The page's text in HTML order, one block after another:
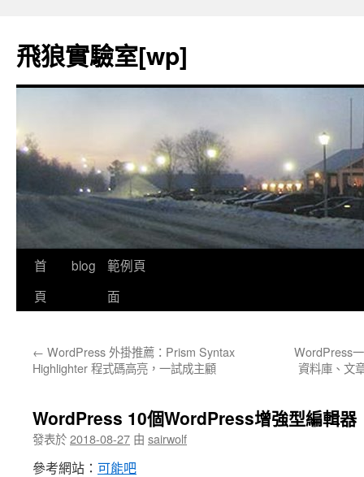
飛狼實驗室[wp]
跳
至
容
首
頁
blog
範例頁
面
← WordPress 外掛推薦：Prism Syntax
Highlighter 程式碼高亮，一試成主顧
WordPress
資料庫、文
WordPress 10個WordPress增強型編輯器
發表於2018-08-27 由 sairwolf
參考網站： 可能吧